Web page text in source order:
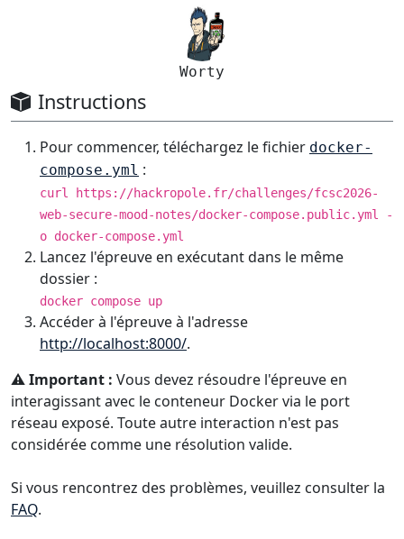
Worty
Instructions
Pour commencer, téléchargez le fichier docker-
compose.yml :
curl https://hackropole.fr/challenges/fcsc2026-
web-secure-mood-notes/docker-compose.public.yml -
o docker-compose.yml
Lancez l'épreuve en exécutant dans le même
dossier :
docker compose up
Accéder à l'épreuve à l'adresse
http://localhost:8000/.
⚠️ Important : Vous devez résoudre l'épreuve en
interagissant avec le conteneur Docker via le port
réseau exposé. Toute autre interaction n'est pas
considérée comme une résolution valide.
Si vous rencontrez des problèmes, veuillez consulter la
FAQ.